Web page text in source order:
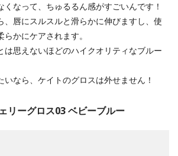
くなって、ちゅるるん感がすごいんです！
、唇にスルスルと滑らかに伸びますし、使
かにケアされます。
は思えないほどのハイクオリティなブルー
いなら、ケイトのグロスは外せません！
リーグロス03 ベビーブルー